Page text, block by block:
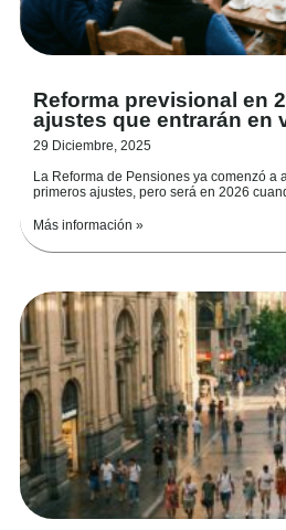
Reforma previsional en
ajustes que entrarán en
29 Diciembre, 2025
La Reforma de Pensiones ya comenzó a
primeros ajustes, pero será en 2026
Más información »